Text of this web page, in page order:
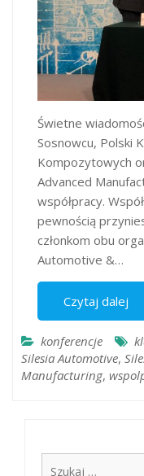
Świetne
Sosnowcu, Polski
Kompozytowych
Advanced
współpracy.
pewnością
członkom obu
Automotive &…
Czytaj dalej
konferencje
Silesia Automotive,
Manufacturing,